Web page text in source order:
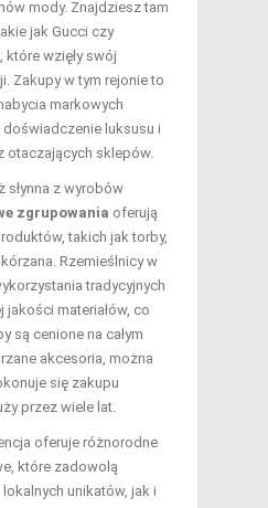
mody. Znajdziesz tam
jak Gucci czy
które wzięły swój
Zakupy w tym rejonie to
markowych
luksusu i
otaczających sklepów.
słynna z wyrobów
zgrupowania oferują
takich jak torby,
Rzemieślnicy w
tradycyjnych
materiałów, co
są cenione na całym
akcesoria, można
się zakupu
przez wiele lat.
oferuje różnorodne
które zadowolą
unikatów, jak i